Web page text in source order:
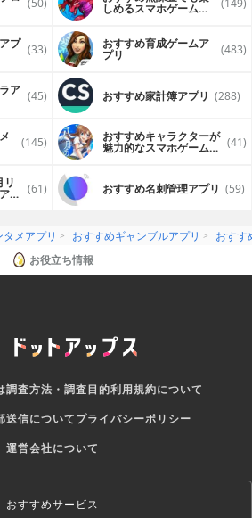
しめるスマホゲームア
プ (33) おすすめ育成ゲームア
プリ (483)
ア (45) おすすめ家計簿アプリ (288)
(145) おすすめキャラクターが
魅力的なスマホゲームア (41)
リ
プ (61) おすすめ名刺管理アプリ (59)
メアプリ おすすめギャンブルアプリ
おすす
お役立ち情報
調査方法・調査目的利用規約について
送信についてプライバシーポリシー
運営会社について
おすすめサービス